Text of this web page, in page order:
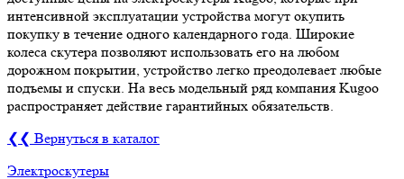
интенсивной эксплуатации устройства могут окупить
покупку в течение одного календарного года. Широкие
колеса скутера позволяют использовать его на любом
дорожном покрытии, устройство легко преодолевает любые
подъемы и спуски. На весь модельный ряд компания Kugoo
распространяет действие гарантийных обязательств.
❮❮ Вернуться в каталог
Электроскутеры